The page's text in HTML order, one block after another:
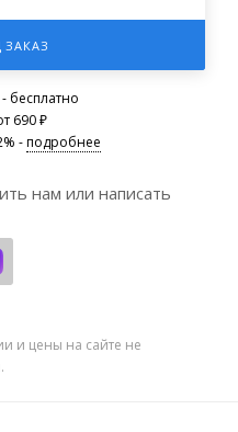
ЗАКАЗ
бесплатно
690 ₽
-подробнее
нам или написать
и цены на сайте не